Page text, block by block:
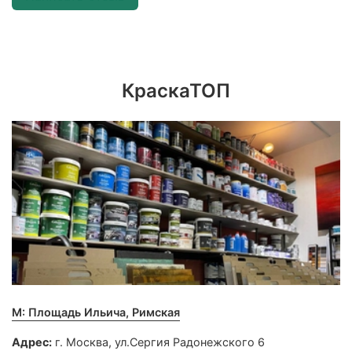
КраскаТОП
М: Площадь Ильича, Римская
Адрес: г. Москва, ул.Сергия Радонежского 6